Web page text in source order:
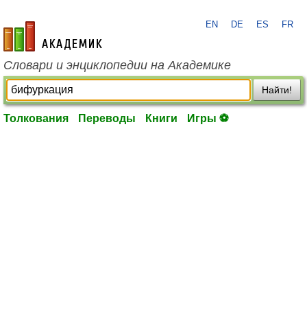
academic.ru
EN DE ES FR
Словари и энциклопедии на Академике
Найти!
Толкования Переводы Книги Игры ⚽